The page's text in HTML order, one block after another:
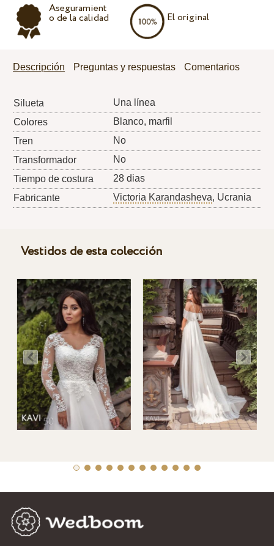
Aseguramient
o de la calidad El original
Descripción Preguntas y respuestas Comentarios
Silueta
Una línea
Colores
Blanco, marfil
Tren
No
Transformador
No
Tiempo de costura
28 dias
Fabricante
Victoria Karandasheva, Ucrania
Vestidos de esta colección